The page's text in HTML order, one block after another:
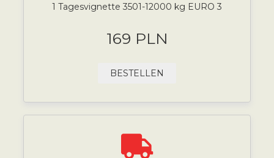
1 Tagesvignette 3501-12000 kg EURO 3
169 PLN
BESTELLEN